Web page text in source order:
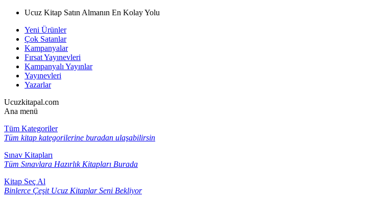
Ucuz Kitap Satın Almanın En Kolay Yolu
Yeni Ürünler
Çok Satanlar
Kampanyalar
Fırsat Yayınevleri
Kampanyalı Yayınlar
Yayınevleri
Yazarlar
Ucuzkitapal.com
Ana menü
Tüm Kategoriler
Tüm kitap kategorilerine buradan ulaşabilirsin
Sınav Kitapları
Tüm Sınavlara Hazırlık Kitapları Burada
Kitap Seç Al
Binlerce Çeşit Ucuz Kitaplar Seni Bekliyor